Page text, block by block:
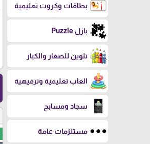
بطاقات وكروت تعليمية
بازل Puzzle
تلوين للصغار والكبار
العاب تعليمية وترفيهية
سجاد ومسابح
مستلزمات عامة